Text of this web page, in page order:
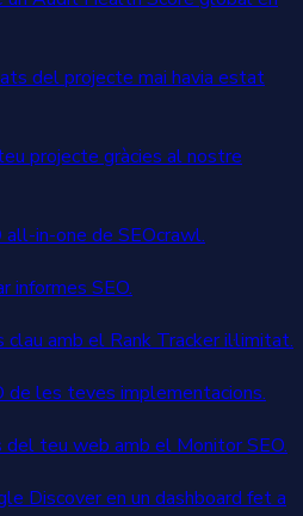
del projecte mai havia estat
projecte gràcies al nostre
in-one de SEOcrawl.
informes SEO.
amb el Rank Tracker il·limitat.
les teves implementacions.
teu web amb el Monitor SEO.
Discover en un dashboard fet a